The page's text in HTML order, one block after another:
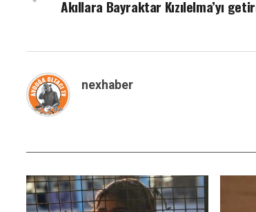
Akıllara Bayraktar Kızılelma’yı
nexhaber